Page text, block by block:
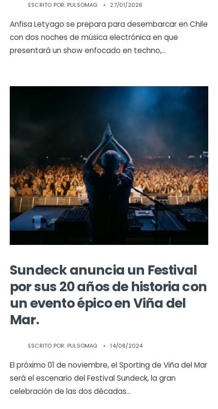
ESCRITO POR: PULSOMAG • 27/01/2026
Anfisa Letyago se prepara para desembarcar en Chile
con dos noches de música electrónica en que
presentará un show enfocado en techno,...
Sundeck anuncia un Festival
por sus 20 años de historia con
un evento épico en Viña del
Mar.
ESCRITO POR: PULSOMAG • 14/08/2024
El próximo 01 de noviembre, el Sporting de Viña del Mar
será el escenario del Festival Sundeck, la gran
celebración de las dos décadas...